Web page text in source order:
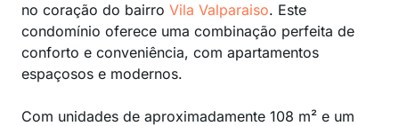
no coração do bairro Vila Valparaiso. Este
condomínio oferece uma combinação perfeita de
conforto e conveniência, com apartamentos
espaçosos e modernos.
Com unidades de aproximadamente 108 m² e um